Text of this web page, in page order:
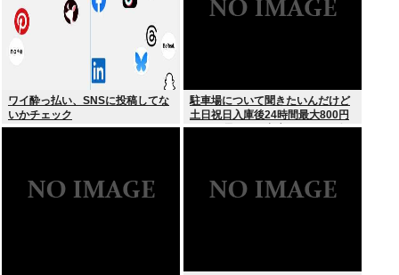
ワイ酔っ払い、SNSに投稿してな
いかチェック
駐車場について聞きたいんだけど
土日祝日入庫後24時間最大800円
って日曜いれて出庫日が平日の場